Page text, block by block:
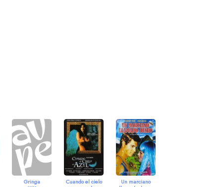
Gringa
Cuando el cielo
Un marciano